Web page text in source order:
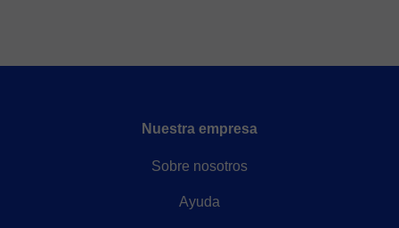
Nuestra empresa
Sobre nosotros
Ayuda